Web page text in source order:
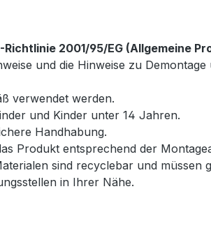
2001/95/EG (Allgemeine
und die Hinweise zu
verwendet werden.
und Kinder unter 14 Jahren.
Handhabung.
Produkt entsprechend der
sind recyclebar und
in Ihrer Nähe.